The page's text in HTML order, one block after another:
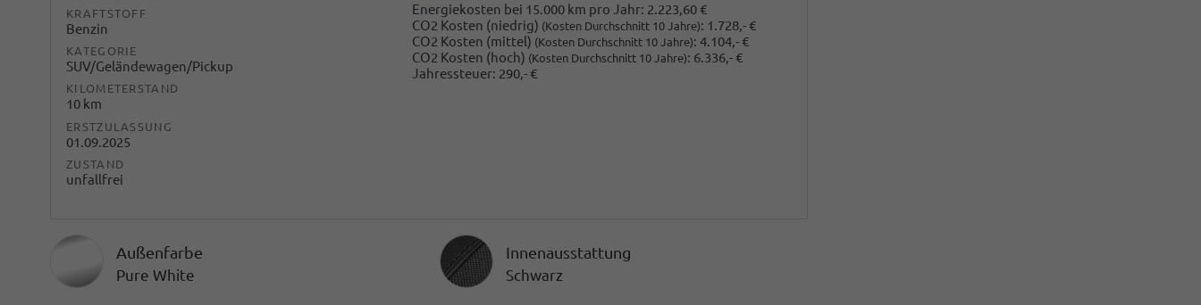
KRAFTSTOFF
Benzin
KATEGORIE
SUV/Geländewagen/Pickup
KILOMETERSTAND
10 km
ERSTZULASSUNG
01.09.2025
ZUSTAND
unfallfrei
Energiekosten bei 15.000 km pro Jahr: 2.223,60 €
CO2 Kosten (niedrig) (Kosten Durchschnitt 10 Jahre): 1.728,- €
CO2 Kosten (mittel) (Kosten Durchschnitt 10 Jahre): 4.104,- €
CO2 Kosten (hoch) (Kosten Durchschnitt 10 Jahre): 6.336,- €
Jahressteuer: 290,- €
Außenfarbe
Pure White
InnenausstattungInnenausstattung
Schwarz